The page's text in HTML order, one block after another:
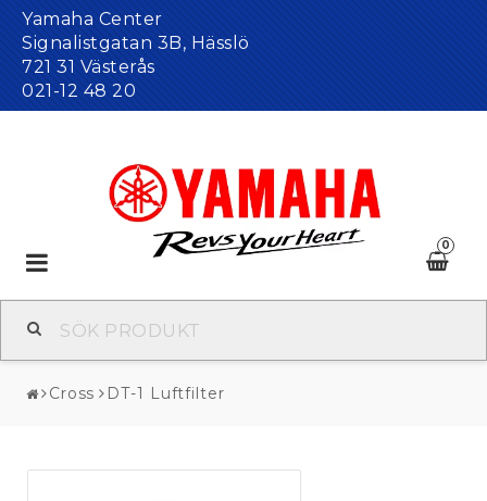
Yamaha Center
Signalistgatan 3B, Hässlö
721 31 Västerås
021-12 48 20
0
Toggle
navigation
Cross DT-1 Luftfilter